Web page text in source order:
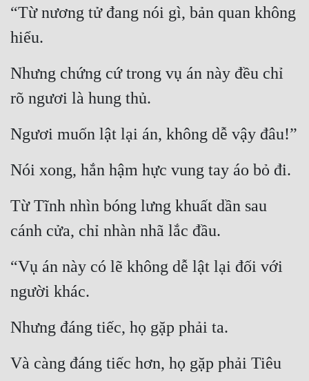
Đô Thị
Đông Phương
Đông Phương Huyền Huyễn
Đồng Nhân
Cẩu Đạo Trường Sinh
Truyện Nam
Truyện Nữ
Vô Địch Lưu
“Từ nương tử đang nói gì, bản quan không
hiểu.
Nhưng chứng cứ trong vụ án này đều chỉ
rõ ngươi là hung thủ.
Ngươi muốn lật lại án, không dễ vậy đâu!”
Nói xong, hắn hậm hực vung tay áo bỏ đi.
Từ Tĩnh nhìn bóng lưng khuất dần sau
cánh cửa, chỉ nhàn nhã lắc đầu.
“Vụ án này có lẽ không dễ lật lại đối với
người khác.
Nhưng đáng tiếc, họ gặp phải ta.
Và càng đáng tiếc hơn, họ gặp phải Tiêu